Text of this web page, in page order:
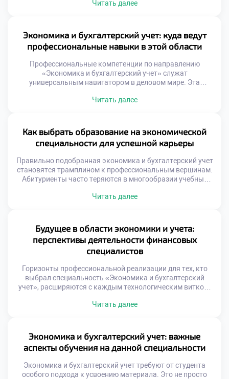
абстрактных обещаний. Финансовая грамотность
предсказуемым вектором развития. Неопределенность
рынка труда пугает вчерашних школьников. Профильная
подготовка дает ощущение твердой почвы под ногами.
Читать далее
Экономика и бухгалтерский учет: куда ведут
профессиональные навыки в этой области
Профессиональные компетенции по направлению
«Экономика и бухгалтерский учет» служат
универсальным навигатором в деловом мире. Эта
восприятия бизнес-реальности у студентов. Владение
управленческие решения высокого уровня. Финансовая
грамотность становится пропуском в элиту бизнеса.
Выпускники обретают способность видеть систему за
хаосом операций. Компетентность […]
Читать далее
Как выбрать образование на экономической
специальности для успешной карьеры
Правильно подобранная экономика и бухгалтерский учет
становятся трамплином к профессиональным вершинам.
Абитуриенты часто теряются в многообразии учебных
реальным запросам бизнеса. Успешная карьера
Работодатели смотрят на практическую подготовку
кандидата. Данный материал поможет разобраться в
критериях выбора. Мы рассмотрим […]
Читать далее
Будущее в области экономики и учета:
перспективы деятельности финансовых
специалистов
Горизонты профессиональной реализации для тех, кто
выбрал специальность «Экономика и бухгалтерский
учет», расширяются с каждым технологическим витком.
фактов, превратившись в динамичную экосистему
развития бизнеса. Цифровая среда не заменяет человека,
а наделяет его сверхспособностями аналитика.
Перспективы деятельности теперь измеряются не
объемом […]
Читать далее
Экономика и бухгалтерский учет: важные
аспекты обучения на данной специальности
Экономика и бухгалтерский учет требуют от студента
особого подхода к усвоению материала. Это не просто